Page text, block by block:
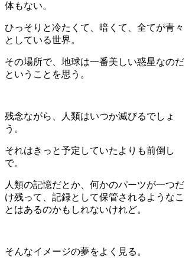
体もない。
ひっそりと冷たくて、暗くて、全てが青々
としている世界。
その場所で、地球は一番美しい惑星なのだ
ということを思う。
残念ながら、人類はいつか滅びるでしょ
う。
それはきっと予定していたよりも前倒し
で。
人類の記憶だとか、何かのパーツが一つだ
け残って、記録として保管されるようなこ
とはあるのかもしれないけれど。
そんなイメージの夢をよく見る。